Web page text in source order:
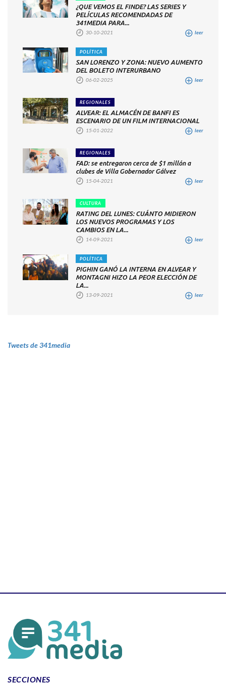
¿QUE VEMOS EL FINDE? LAS SERIES Y
PELÍCULAS RECOMENDADAS DE
341MEDIA PARA...
30-10-2021 leer
POLÍTICA
SAN LORENZO Y ZONA: NUEVO AUMENTO
DEL BOLETO INTERURBANO
06-02-2025 leer
REGIONALES
ALVEAR: EL ALMACÉN DE BANFI ES
ESCENARIO DE UN FILM INTERNACIONAL
15-01-2022 leer
REGIONALES
FAD: se entregaron cerca de $1 millón a
clubes de Villa Gobernador Gálvez
15-04-2021 leer
CULTURA
RATING DEL LUNES: CUÁNTO MIDIERON
LOS NUEVOS PROGRAMAS Y LOS
CAMBIOS EN LA...
14-09-2021 leer
POLÍTICA
PIGHIN GANÓ LA INTERNA EN ALVEAR Y
MONTAGNI HIZO LA PEOR ELECCIÓN DE
LA...
13-09-2021 leer
Tweets de 341media
SECCIONES